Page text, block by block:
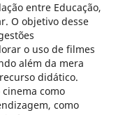
entre Educação,
O objetivo desse
o uso de filmes
além da mera
didático.
como
como